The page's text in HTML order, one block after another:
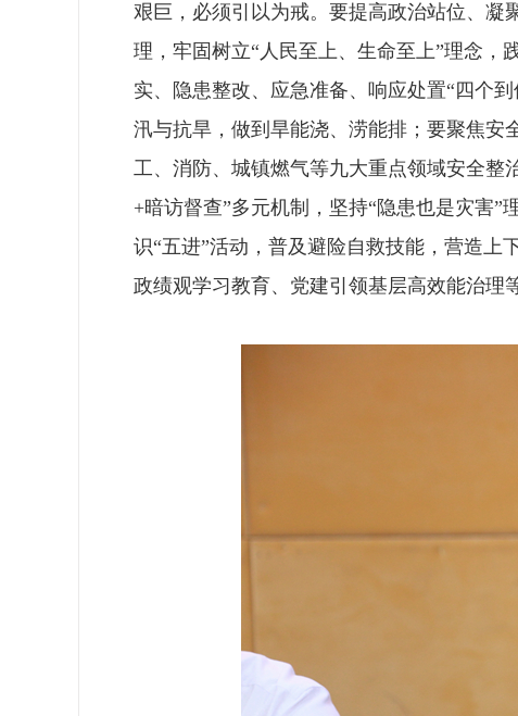
艰巨，必须引以为戒。要提高政治站位、凝
理，牢固树立“人民至上、生命至上”理念，
实、隐患整改、应急准备、响应处置“四个
汛与抗旱，做到旱能浇、涝能排；要聚焦安
工、消防、城镇燃气等九大重点领域安全整
+暗访督查”多元机制，坚持“隐患也是灾害
识“五进”活动，普及避险自救技能，营造
政绩观学习教育、党建引领基层高效能治理